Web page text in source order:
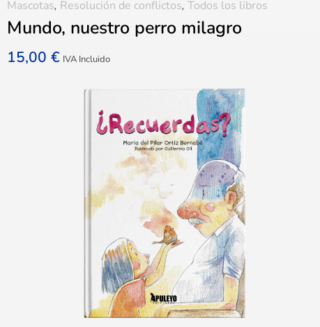
Mundo, nuestro perro milagro
15,00€ IVA Incluido
Mascotas, Resolución de conflictos,Todos los libros